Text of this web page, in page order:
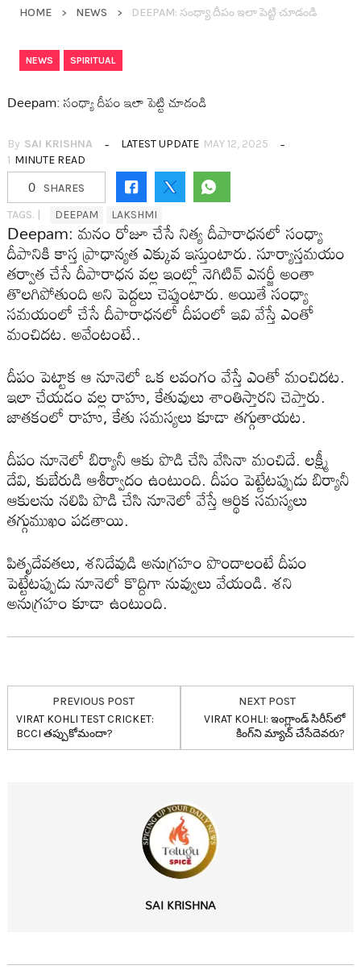
HOME NEWS DEEPAM: సంధ్యా దీపం ఇలా పెట్టి చూడండి
NEWS SPIRITUAL
Deepam: సంధ్యా దీపం ఇలా పెట్టి చూడండి
By SAI KRISHNA LATEST UPDATE MAY 12, 2025
1 MINUTE READ
0
SHARES
TAGS. |
DEEPAM LAKSHMI
Deepam: మ‌నం రోజూ చేసే నిత్య దీపారాధ‌న‌లో సంధ్యా
దీపానికి కాస్త ప్రాధాన్యత ఎక్కువ ఇస్తుంటారు. సూర్యాస్త‌మ‌యం
త‌ర్వాత చేసే దీపారాధ‌న వ‌ల్ల ఇంట్లో నెగిటివ్ ఎన‌ర్జీ అంతా
తొల‌గిపోతుంది అని పెద్ద‌లు చెప్తుంటారు. అయితే సంధ్యా
స‌మ‌యంలో చేసే దీపారాధ‌న‌లో దీపంలో ఇవి వేస్తే ఎంతో
మంచిద‌ట‌. అవేంటంటే..
దీపం పెట్టాక ఆ నూనెలో ఒక ల‌వంగం వేస్తే ఎంతో మంచిద‌ట‌.
ఇలా చేయ‌డం వ‌ల్ల రాహు, కేతువులు శాంతిస్తార‌ని చెప్తారు.
జాత‌కంలో రాహు, కేతు స‌మ‌స్య‌లు కూడా త‌గ్గుతాయ‌ట‌.
దీపం నూనెలో బిర్యానీ ఆకు పొడి చేసి వేసినా మంచిదే. ల‌క్ష్మీ
దేవి, కుబేరుడి ఆశీర్వాదం ఉంటుంది. దీపం పెట్టేట‌ప్పుడు బిర్యానీ
ఆకుల‌ను నలిపి పొడి చేసి నూనెలో వేస్తే ఆర్థిక స‌మ‌స్య‌లు
త‌గ్గుముఖం ప‌డ‌తాయి.
పితృదేవ‌త‌లు, శ‌నిదేవుడి అనుగ్ర‌హం పొందాలంటే దీపం
పెట్టేట‌ప్పుడు నూనెలో కొద్దిగా నువ్వులు వేయండి. శ‌ని
అనుగ్రహం కూడా ఉంటుంది.
PREVIOUS POST
VIRAT KOHLI TEST CRICKET:
BCCI త‌ప్పుకోమందా?
NEXT POST
VIRAT KOHLI: ఇంగ్లాండ్ సిరీస్‌లో
కింగ్‌ని మ్యాచ్ చేసేదెవ‌రు?
SAI KRISHNA